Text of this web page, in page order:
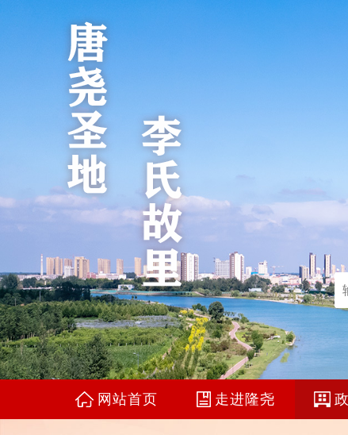
网站首页 走进隆尧